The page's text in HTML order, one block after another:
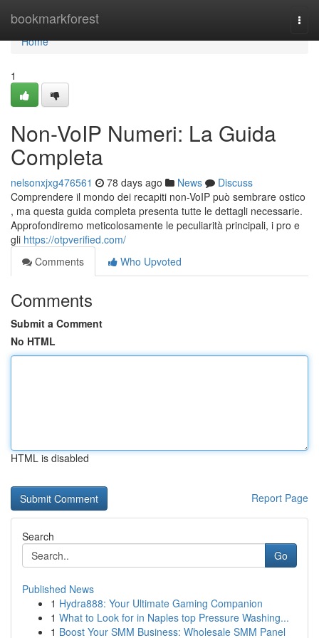
bookmarkforest
Home
Home
1
Non-VoIP Numeri: La Guida
Completa
nelsonxjxg476561 78 days ago News
Discuss
Comprendere il mondo dei recapiti non-VoIP può sembrare ostico
, ma questa guida completa presenta tutte le dettagli necessarie.
Approfondiremo meticolosamente le peculiarità principali, i pro e
gli https://otpverified.com/
Comments
Who Upvoted
Comments
Submit a Comment
No HTML
HTML is disabled
Report Page
Search
Go
Published News
1 Hydra888: Your Ultimate Gaming Companion
1 What to Look for in Naples top Pressure Washing...
1 Boost Your SMM Business: Wholesale SMM Panel